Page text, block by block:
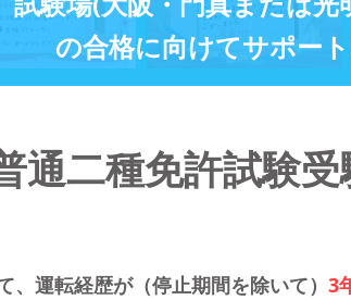
の合格に向けてサポー
通二種免許試験
、運転経歴が（停止期間を除いて） 3